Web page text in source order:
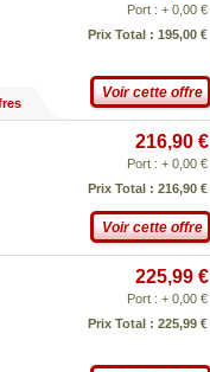
Port : + 0,00 €
Prix Total : 195,00 €
Voir cette offre
216,90 €
Port : + 0,00 €
Prix Total : 216,90 €
Voir cette offre
225,99 €
Port : + 0,00 €
Prix Total : 225,99 €